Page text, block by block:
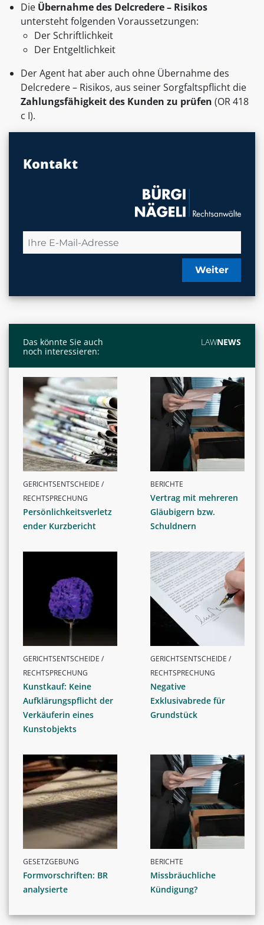
Die Übernahme des Delcredere – Risikos
untersteht folgenden Voraussetzungen:
Der Schriftlichkeit
Der Entgeltlichkeit
Der Agent hat aber auch ohne Übernahme des
Delcredere – Risikos, aus seiner Sorgfaltspflicht die
Zahlungsfähigkeit des Kunden zu prüfen (OR 418
c I).
Kontakt
Weiter
Das könnte Sie auch
noch interessieren:
LAWNEWS
GERICHTSENTSCHEIDE /
RECHTSPRECHUNG
Persönlichkeitsverletz
ender Kurzbericht
BERICHTE
Vertrag mit mehreren
Gläubigern bzw.
Schuldnern
GERICHTSENTSCHEIDE /
RECHTSPRECHUNG
Kunstkauf: Keine
Aufklärungspflicht der
Verkäuferin eines
Kunstobjekts
GERICHTSENTSCHEIDE /
RECHTSPRECHUNG
Negative
Exklusivabrede für
Grundstück
GESETZGEBUNG
Formvorschriften: BR
analysierte
BERICHTE
Missbräuchliche
Kündigung?